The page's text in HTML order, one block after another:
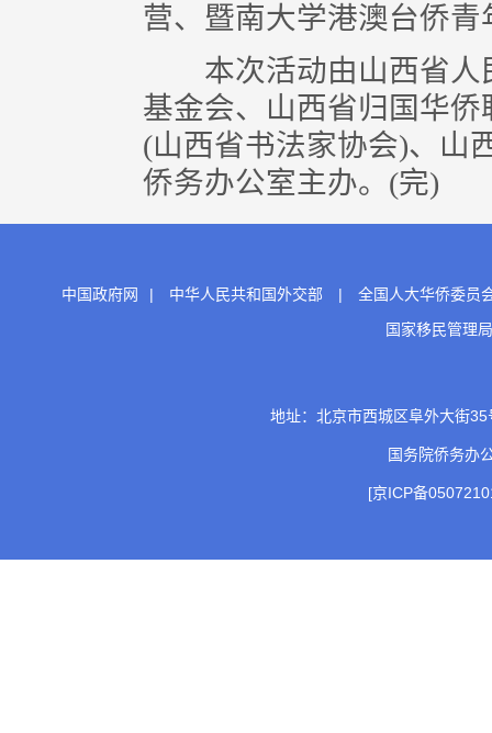
营、暨南大学港澳台侨
本次活动由山西省人
基金会、山西省归国华
(山西省书法家协会)、山
侨务办公室主办。(完)
中国政府网 | 中华人民共和国外交部 |
全国人大华侨委员
国家移民管理局
地址：北京市西城区阜外大街
国务院侨务
[京ICP备